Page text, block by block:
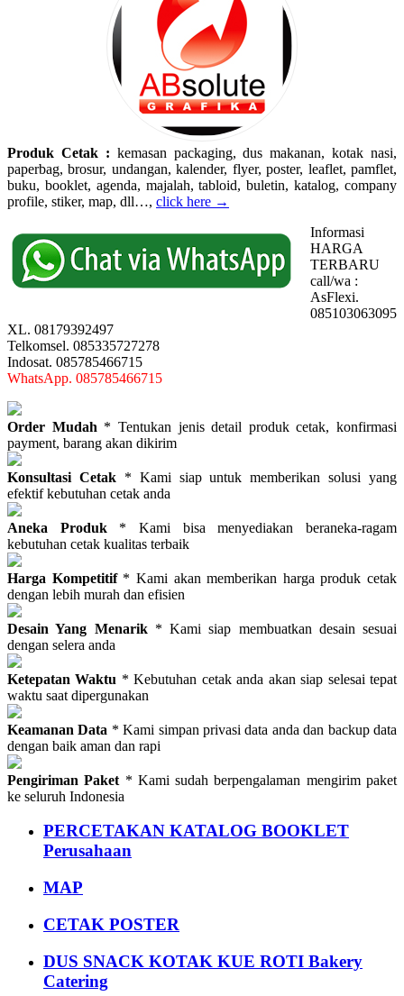
Produk Cetak : kemasan packaging, dus makanan, kotak nasi,
paperbag, brosur, undangan, kalender, flyer, poster, leaflet, pamflet,
buku, booklet, agenda, majalah, tabloid, buletin, katalog, company
profile, stiker, map, dll…, click here →
Informasi
HARGA
TERBARU
call/wa :
AsFlexi.
085103063095
XL. 08179392497
Telkomsel. 085335727278
Indosat. 085785466715
WhatsApp. 085785466715
Order Mudah * Tentukan jenis detail produk cetak, konfirmasi
payment, barang akan dikirim
Konsultasi Cetak* Kami siap untuk memberikan solusi yang
efektif kebutuhan cetak anda
Aneka Produk * Kami bisa menyediakan beraneka-ragam
kebutuhan cetak kualitas terbaik
Harga Kompetitif* Kami akan memberikan harga produk cetak
dengan lebih murah dan efisien
Desain Yang Menarik* Kami siap membuatkan desain sesuai
dengan selera anda
Ketepatan Waktu * Kebutuhan cetak anda akan siap selesai tepat
waktu saat dipergunakan
Keamanan Data * Kami simpan privasi data anda dan backup data
dengan baik aman dan rapi
Pengiriman Paket * Kami sudah berpengalaman mengirim paket
ke seluruh Indonesia
PERCETAKAN KATALOG BOOKLET
Perusahaan
MAP
CETAK POSTER
DUS SNACK KOTAK KUE ROTI Bakery
Catering